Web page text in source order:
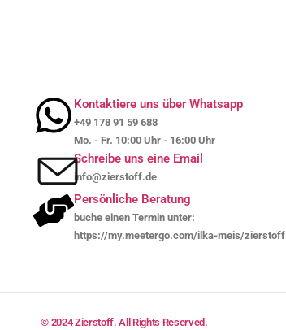
Kontaktiere uns über Whatsapp
+49 178 91 59 688
Mo. - Fr. 10:00 Uhr - 16:00 Uhr
Schreibe uns eine Email
info@zierstoff.de
Persönliche Beratung
buche einen Termin unter:
https://my.meetergo.com/ilka-meis/zierstoff
© 2024 Zierstoff. All Rights Reserved.